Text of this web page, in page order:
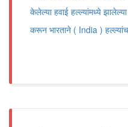
केलेल्या हवाई हल्ल्यांमध्ये झालेल्या
करून भारताने ( India )